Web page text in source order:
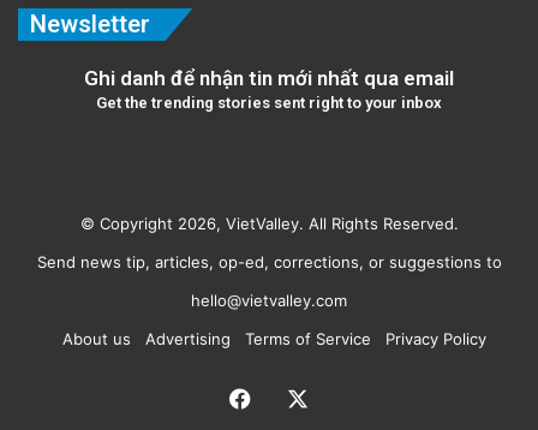
Newsletter
Ghi danh để nhận tin mới nhất qua email
Get the trending stories sent right to your inbox
© Copyright 2026, VietValley. All Rights Reserved.
Send news tip, articles, op-ed, corrections, or suggestions to
hello@vietvalley.com
About us
Advertising Terms of Service Privacy Policy
Facebook